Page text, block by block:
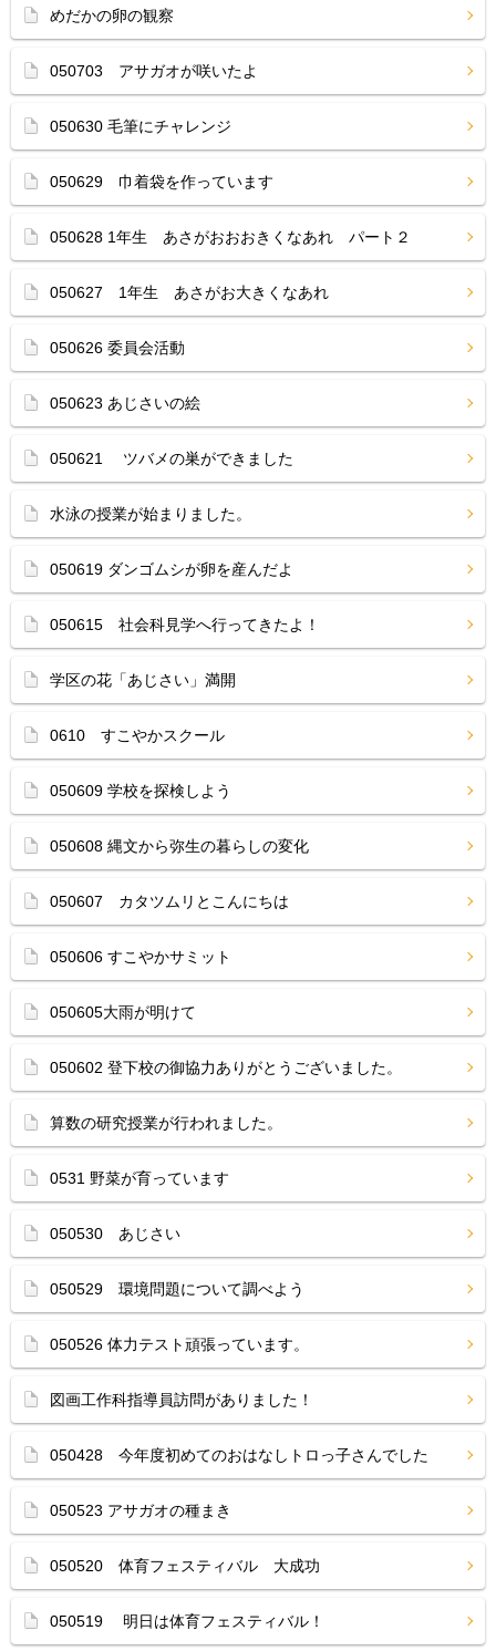
めだかの卵の観察
050703 アサガオが咲いたよ
050630 毛筆にチャレンジ
050629 巾着袋を作っています
050628 1年生 あさがおおおきくなあれ パート２
050627 1年生 あさがお大きくなあれ
050626 委員会活動
050623 あじさいの絵
050621 ツバメの巣ができました
水泳の授業が始まりました。
050619 ダンゴムシが卵を産んだよ
050615 社会科見学へ行ってきたよ！
学区の花「あじさい」満開
0610 すこやかスクール
050609 学校を探検しよう
050608 縄文から弥生の暮らしの変化
050607 カタツムリとこんにちは
050606 すこやかサミット
050605大雨が明けて
050602 登下校の御協力ありがとうございました。
算数の研究授業が行われました。
0531 野菜が育っています
050530 あじさい
050529 環境問題について調べよう
050526 体力テスト頑張っています。
図画工作科指導員訪問がありました！
050428 今年度初めてのおはなしトロっ子さんでした
050523 アサガオの種まき
050520 体育フェスティバル 大成功
050519 明日は体育フェスティバル！